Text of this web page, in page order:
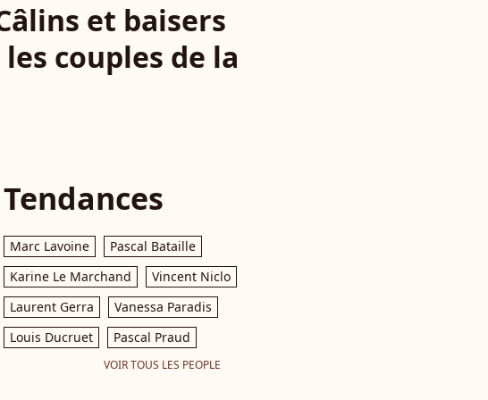
et baisers
couples de la
Tendances
Marc Lavoine
Pascal Bataille
Karine Le Marchand
Vincent Niclo
Laurent Gerra
Vanessa Paradis
Louis Ducruet
Pascal Praud
VOIR TOUS LES PEOPLE